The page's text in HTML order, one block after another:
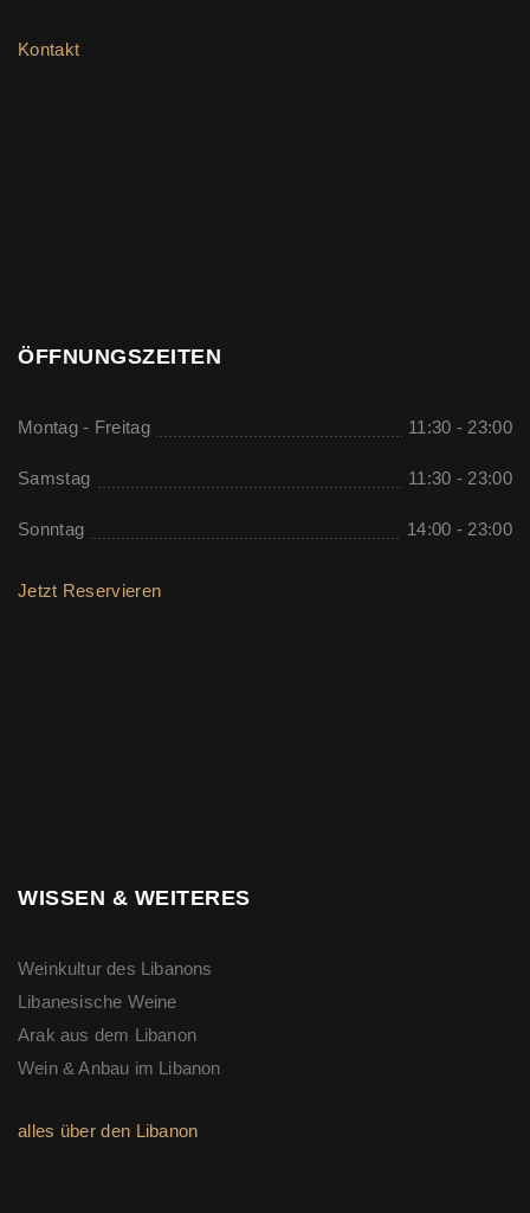
Kontakt
ÖFFNUNGSZEITEN
Montag - Freitag 11:30 - 23:00
Samstag 11:30 - 23:00
Sonntag 14:00 - 23:00
Jetzt Reservieren
WISSEN & WEITERES
Weinkultur des Libanons
Libanesische Weine
Arak aus dem Libanon
Wein & Anbau im Libanon
alles über den Libanon